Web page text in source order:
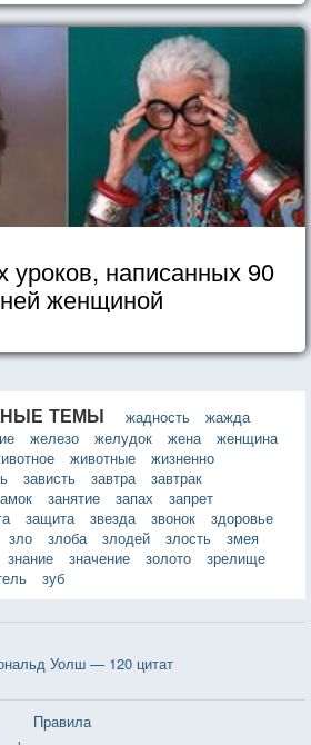
уроков, написанных 90
женщиной
ТЕМЫ жадность
жажда
железо желудок жена
женщина
животные
жизненно
зависть завтра
завтрак
занятие запах
запрет
защита звезда звонок
здоровье
зло злоба злодей злость
змея
знание значение золото
зрелище
зуб
Уолш — 120 цитат
Правила